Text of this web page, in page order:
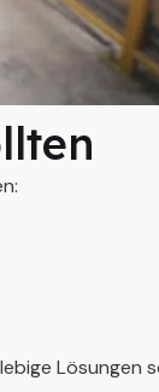
Lösungen